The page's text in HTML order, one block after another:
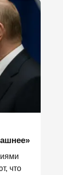
что